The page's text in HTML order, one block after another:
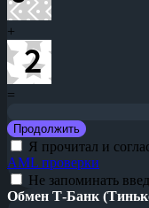
+
=
Я прочитал и
AML проверки
Не запоминать
Обмен Т-Банк